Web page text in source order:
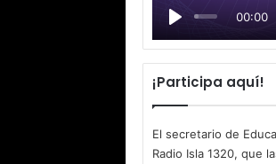
00:00
¡Participa aquí!
El secretario de
Radio Isla 1320, que